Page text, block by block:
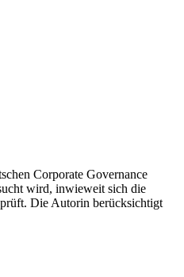
Corporate Governance
wird, inwieweit sich die
Die Autorin berücksichtigt